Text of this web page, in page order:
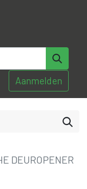
Aanmelden
DEUROPENER